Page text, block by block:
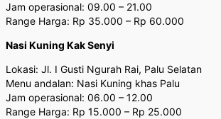
Jam operasional: 09.00 – 21.00
Range Harga: Rp 35.000 – Rp 60.000
Nasi Kuning Kak Senyi
Lokasi: Jl. I Gusti Ngurah Rai, Palu Selatan
Menu andalan: Nasi Kuning khas Palu
Jam operasional: 06.00 – 12.00
Range Harga: Rp 15.000 – Rp 25.000